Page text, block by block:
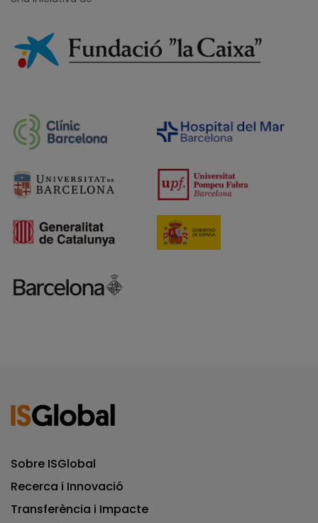
Sobre ISGlobal
Recerca i Innovació
Transferència i Impacte